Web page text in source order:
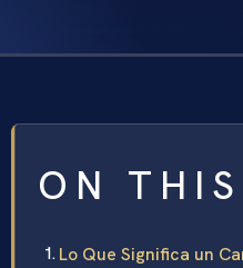
ON
Lo Que Significa un